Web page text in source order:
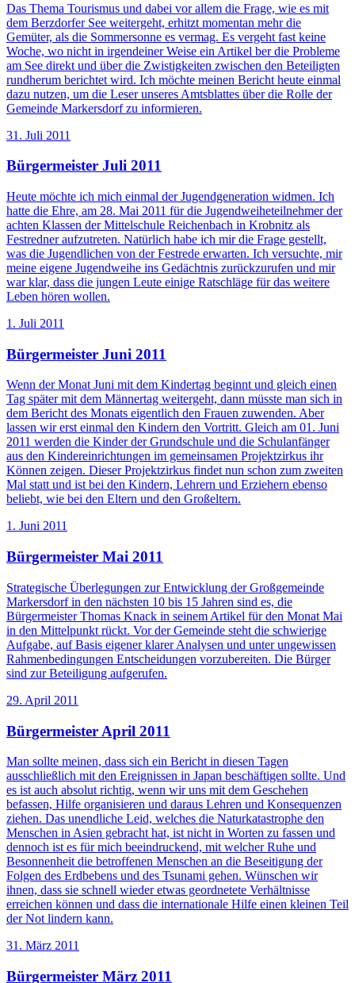
Das Thema Tourismus und dabei vor allem die Frage, wie es mit
dem Berzdorfer See weitergeht, erhitzt momentan mehr die
Gemüter, als die Sommersonne es vermag. Es vergeht fast keine
Woche, wo nicht in irgendeiner Weise ein Artikel ber die Probleme
am See direkt und über die Zwistigkeiten zwischen den Beteiligten
rundherum berichtet wird. Ich möchte meinen Bericht heute einmal
dazu nutzen, um die Leser unseres Amtsblattes über die Rolle der
Gemeinde Markersdorf zu informieren.
31. Juli 2011
Bürgermeister Juli 2011
Heute möchte ich mich einmal der Jugendgeneration widmen. Ich
hatte die Ehre, am 28. Mai 2011 für die Jugendweiheteilnehmer der
achten Klassen der Mittelschule Reichenbach in Krobnitz als
Festredner aufzutreten. Natürlich habe ich mir die Frage gestellt,
was die Jugendlichen von der Festrede erwarten. Ich versuchte, mir
meine eigene Jugendweihe ins Gedächtnis zurückzurufen und mir
war klar, dass die jungen Leute einige Ratschläge für das weitere
Leben hören wollen.
1. Juli 2011
Bürgermeister Juni 2011
Wenn der Monat Juni mit dem Kindertag beginnt und gleich einen
Tag später mit dem Männertag weitergeht, dann müsste man sich in
dem Bericht des Monats eigentlich den Frauen zuwenden. Aber
lassen wir erst einmal den Kindern den Vortritt. Gleich am 01. Juni
2011 werden die Kinder der Grundschule und die Schulanfänger
aus den Kindereinrichtungen im gemeinsamen Projektzirkus ihr
Können zeigen. Dieser Projektzirkus findet nun schon zum zweiten
Mal statt und ist bei den Kindern, Lehrern und Erziehern ebenso
beliebt, wie bei den Eltern und den Großeltern.
1. Juni 2011
Bürgermeister Mai 2011
Strategische Überlegungen zur Entwicklung der Großgemeinde
Markersdorf in den nächsten 10 bis 15 Jahren sind es, die
Bürgermeister Thomas Knack in seinem Artikel für den Monat Mai
in den Mittelpunkt rückt. Vor der Gemeinde steht die schwierige
Aufgabe, auf Basis eigener klarer Analysen und unter ungewissen
Rahmenbedingungen Entscheidungen vorzubereiten. Die Bürger
sind zur Beteiligung aufgerufen.
29. April 2011
Bürgermeister April 2011
Man sollte meinen, dass sich ein Bericht in diesen Tagen
ausschließlich mit den Ereignissen in Japan beschäftigen sollte. Und
es ist auch absolut richtig, wenn wir uns mit dem Geschehen
befassen, Hilfe organisieren und daraus Lehren und Konsequenzen
ziehen. Das unendliche Leid, welches die Naturkatastrophe den
Menschen in Asien gebracht hat, ist nicht in Worten zu fassen und
dennoch ist es für mich beeindruckend, mit welcher Ruhe und
Besonnenheit die betroffenen Menschen an die Beseitigung der
Folgen des Erdbebens und des Tsunami gehen. Wünschen wir
ihnen, dass sie schnell wieder etwas geordnetete Verhältnisse
erreichen können und dass die internationale Hilfe einen kleinen Teil
der Not lindern kann.
31. März 2011
Bürgermeister März 2011